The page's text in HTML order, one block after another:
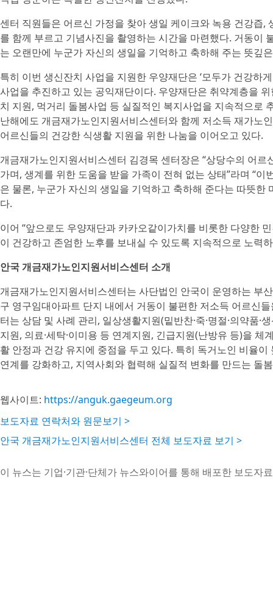
센터 직원들은 어르신 가정을 찾아 생일 케이크와 녹용 건강즙
를 함께 부르고 기념사진을 촬영하는 시간을 마련했다. 거동이
는 오랜만에 누군가 자신의 생일을 기억하고 축하해 주는 뜻깊
특히 이번 생신잔치 사업을 지원한 우양재단은 ‘모두가 건강하
사업을 추진하고 있는 공익재단이다. 우양재단은 취약계층을
치 지원, 먹거리 돌봄사업 등 실질적인 복지사업을 지속적으로
난해에도 개금재가노인지원서비스센터와 함께 저소득 재가노
어르신들의 건강한 식생활 지원을 위한 나눔을 이어오고 있다.
개금재가노인지원서비스센터 김경목 센터장은 “상당수의 어
가며, 생계를 위한 도움을 받을 가족이 전혀 없는 상태”라며 “
은 물론, 누군가 자신의 생일을 기억하고 축하해 준다는 따뜻한
다.
이어 “앞으로도 우양재단과 카카오같이가치를 비롯한 다양한
이 건강하고 존엄한 노후를 보내실 수 있도록 지속적으로 노력
안국 개금재가노인지원서비스센터 소개
개금재가노인지원서비스센터는 사단법인 안국이 운영하는 부
구 영구임대아파트 단지 내에서 거동이 불편한 저소득 어르신
터는 상담 및 사례 관리, 일상생활지원(밑반찬·죽·명절·의약품·
지원, 의료·세탁·이미용 등 연계지원, 긴급지원(난방유 등)을
활 안정과 건강 유지에 중점을 두고 있다. 특히 독거노인 비율
연계를 강화하고, 지역사회와 협력해 실질적 변화를 만드는 돌
웹사이트: https://anguk.gaegeum.org
보도자료 연락처와 원문보기 >
안국 개금재가노인지원서비스센터 전체 보도자료 보기 >
이 뉴스는 기업·기관·단체가 뉴스와이어를 통해 배포한 보도자